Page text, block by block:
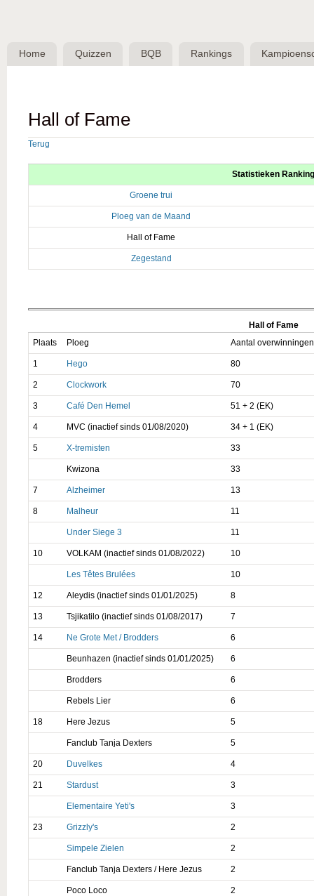
Belgische
QuizBond
Home Quizzen BQB Rankings
Hall of Fame
Terug
Statistieken Ranking
Groene trui
Ploeg van de Maand
Hall of Fame
Zegestand
Hall of Fame
Plaats
Ploeg Aantal overwinningen
1 Hego 80
2 Clockwork 70
3 Café Den Hemel 51 + 2 (EK)
4 MVC (inactief sinds 01/08/2020) 34 + 1 (EK)
5 X-tremisten 33
Kwizona 33
7 Alzheimer 13
8 Malheur 11
Under Siege 3 11
10 VOLKAM (inactief sinds 01/08/2022) 10
Les Têtes Brulées 10
12 Aleydis (inactief sinds 01/01/2025) 8
13 Tsjikatilo (inactief sinds 01/08/2017) 7
14 Ne Grote Met / Brodders 6
Beunhazen (inactief sinds 01/01/2025) 6
Brodders 6
Rebels Lier 6
18 Here Jezus 5
Fanclub Tanja Dexters 5
20 Duvelkes 4
21 Stardust 3
Elementaire Yeti's 3
23 Grizzly's 2
Simpele Zielen 2
Fanclub Tanja Dexters / Here Jezus 2
Poco Loco 2